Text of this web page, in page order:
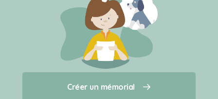
Créer un mémorial
Qui sommes-nous ?
Créer un mémorial